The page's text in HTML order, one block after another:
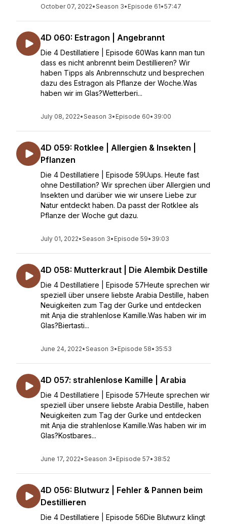
October 07, 2022•Season 3• Episode 61•57:47
4D 060: Estragon | Angebrannt
Die 4 Destillatiere | Episode 60Was kann man tun
dass es nicht anbrennt beim Destillieren? Wir
haben Tipps als Anbrennschutz und besprechen
dazu des Estragon als Pflanze der Woche.Was
haben wir im Glas?Wetterberi...
July 08, 2022•Season 3• Episode 60• 39:00
4D 059: Rotklee | Allergien & Insekten |
Pflanzen
Die 4 Destillatiere | Episode 59Uups. Heute fast
ohne Destillation? Wir sprechen über Allergien und
Insekten und darüber wie wir unsere Liebe zur
Natur entdeckt haben. Da passt der Rotklee als
Pflanze der Woche gut dazu.
July 01, 2022•Season 3• Episode 59• 39:03
4D 058: Mutterkraut | Die Alembik Destille
Die 4 Destillatiere | Episode 57Heute sprechen wir
speziell über unsere liebste Arabia Destille, haben
Neuigkeiten zum Tag der Gurke und entdecken
mit Anja die strahlenlose Kamille.Was haben wir im
Glas?Biertasti...
June 24, 2022•Season 3• Episode 58• 35:53
4D 057: strahlenlose Kamille | Arabia
Die 4 Destillatiere | Episode 57Heute sprechen wir
speziell über unsere liebste Arabia Destille, haben
Neuigkeiten zum Tag der Gurke und entdecken
mit Anja die strahlenlose Kamille.Was haben wir im
Glas?Kostbares...
June 17, 2022•Season 3• Episode 57• 38:52
4D 056: Blutwurz | Fehler & Pannen beim
Destillieren
Die 4 Destillatiere | Episode 56Die Blutwurz klingt